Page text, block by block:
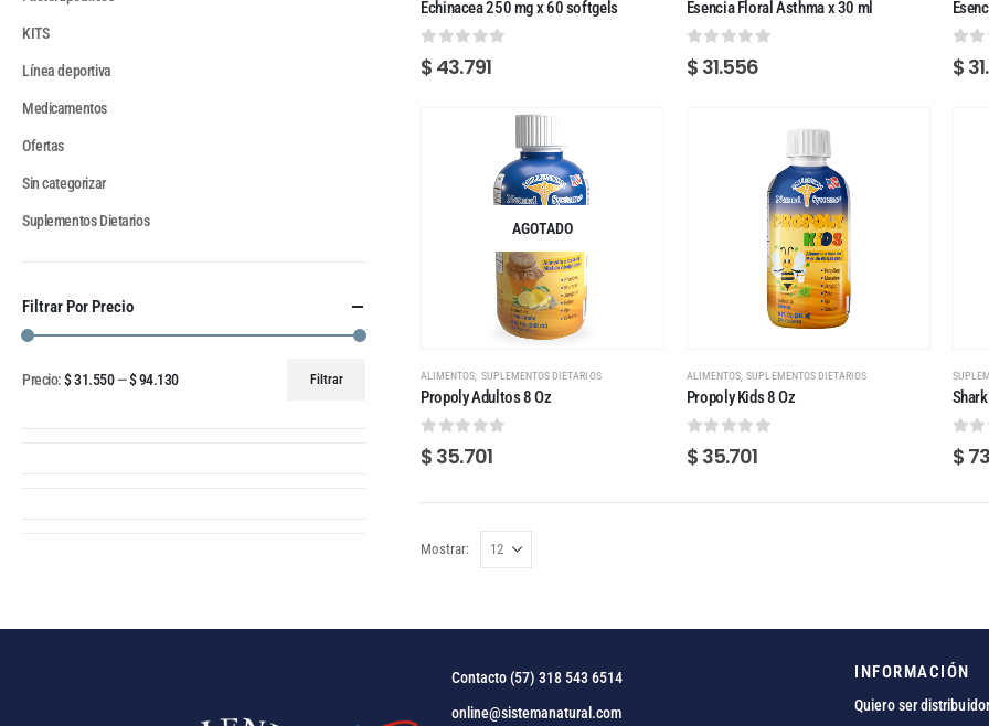
Echinacea 250 mg x 60 softgels
0 out of 5
$ 43.791
Esencia Floral Asthma x 30 ml
0 out of 5
$ 31.556 0
$
AGOTADO
ALIMENTOS, SUPLEMENTOS DIETARIOS
Propoly Adultos 8 Oz
0 out of 5
$ 35.701
ALIMENTOS,SUPLEMENTOS DIETARIOS
Propoly Kids 8 Oz
0 out of 5
$ 35.701 0
$
Mostrar:
KITS
Línea deportiva
Medicamentos
Ofertas
Sin categorizar
Suplementos Dietarios
Filtrar Por Precio
Filtrar
Precio:$ 31.550—$ 94.130
Contacto (57) 318 543 6514
online@sistemanatural.com
INFORMACIÓN
Quiero ser distribuidor